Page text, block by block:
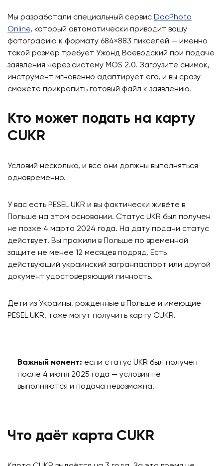
Мы разработали специальный сервис DocPhoto
Online, который автоматически приводит вашу
фотографию к формату 684×883 пикселей — именно
такой размер требует Ужонд Воеводский при подаче
заявления через систему MOS 2.0. Загрузите снимок,
инструмент мгновенно адаптирует его, и вы сразу
сможете прикрепить готовый файл к заявлению.
Кто может подать на карту
CUKR
Условий несколько, и все они должны выполняться
одновременно.
У вас есть PESEL UKR и вы фактически живёте в
Польше на этом основании. Статус UKR был получен
не позже 4 марта 2024 года. На дату подачи статус
действует. Вы прожили в Польше по временной
защите не менее 12 месяцев подряд. Есть
действующий украинский загранпаспорт или другой
документ удостоверяющий личность.
Дети из Украины, рождённые в Польше и имеющие
PESEL UKR, тоже могут получить карту CUKR.
Важный момент: если статус UKR был получен
после 4 июня 2025 года — условия не
выполняются и подача невозможна.
Что даёт карта CUKR